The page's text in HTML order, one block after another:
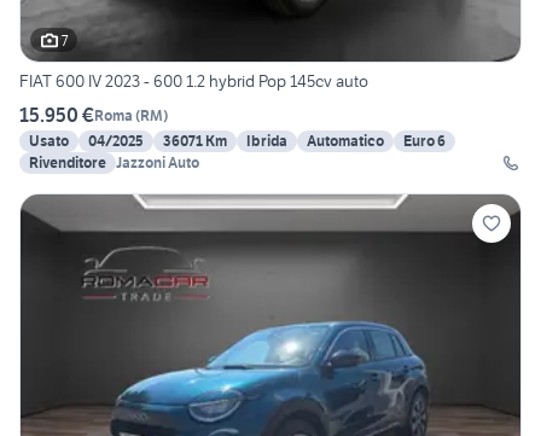
7
FIAT 600 IV 2023 - 600 1.2 hybrid Pop 145cv auto
15.950 €Roma (RM)
Usato
04/2025 36071 Km Ibrida Automatico
Euro 6
Rivenditore Jazzoni Auto